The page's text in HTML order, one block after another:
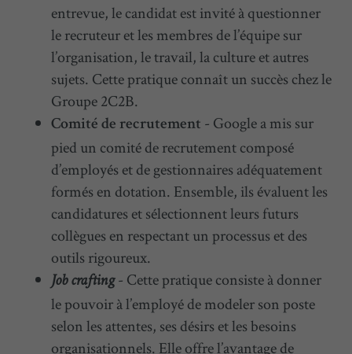
entrevue, le candidat est invité à questionner
le recruteur et les membres de l’équipe sur
l’organisation, le travail, la culture et autres
sujets. Cette pratique connaît un succès chez le
Groupe 2C2B.
Comité de recrutement - Google a mis sur
pied un comité de recrutement composé
d’employés et de gestionnaires adéquatement
formés en dotation. Ensemble, ils évaluent les
candidatures et sélectionnent leurs futurs
collègues en respectant un processus et des
outils rigoureux.
Job crafting- Cette pratique consiste à donner
le pouvoir à l’employé de modeler son poste
selon les attentes, ses désirs et les besoins
organisationnels. Elle offre l’avantage de